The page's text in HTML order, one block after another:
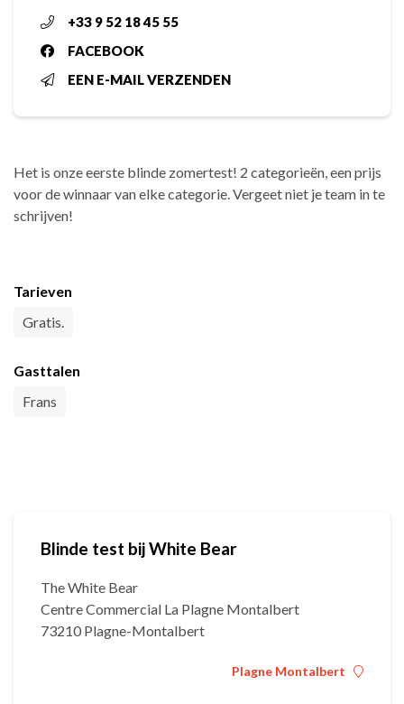
+33 9 52 18 45 55
FACEBOOK
EEN E-MAIL VERZENDEN
Het is onze eerste blinde zomertest! 2 categorieën, een prijs
voor de winnaar van elke categorie. Vergeet niet je team in te
schrijven!
Tarieven
Gratis.
Gasttalen
Frans
Blinde test bij White Bear
The White Bear
Centre Commercial La Plagne Montalbert
73210 Plagne-Montalbert
Plagne Montalbert